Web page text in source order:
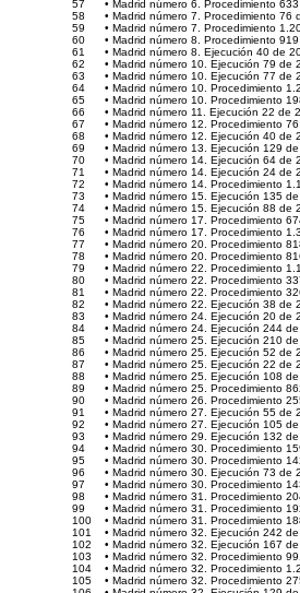
57
• Madrid número 6. Procedimiento
58
• Madrid número 7. Procedimiento 76
59
• Madrid número 7. Procedimiento
60
• Madrid número 8. Procedimiento
61
• Madrid número 8. Ejecución 40 de
62
• Madrid número 10. Ejecución 79 de
63
• Madrid número 10. Ejecución 77 de
64
• Madrid número 10. Procedimiento
65
• Madrid número 10. Procedimiento
66
• Madrid número 11. Ejecución 22 de
67
• Madrid número 12. Procedimiento
68
• Madrid número 12. Ejecución 40 de
69
• Madrid número 13. Ejecución 129
70
• Madrid número 14. Ejecución 64 de
71
• Madrid número 14. Ejecución 24 de
72
• Madrid número 14. Procedimiento
73
• Madrid número 15. Ejecución 135
74
• Madrid número 15. Ejecución 88 de
75
• Madrid número 17. Procedimiento
76
• Madrid número 17. Procedimiento
77
• Madrid número 20. Procedimiento
78
• Madrid número 20. Procedimiento
79
• Madrid número 22. Procedimiento
80
• Madrid número 22. Procedimiento
81
• Madrid número 22. Procedimiento
82
• Madrid número 22. Ejecución 38 de
83
• Madrid número 24. Ejecución 20 de
84
• Madrid número 24. Ejecución 244
85
• Madrid número 25. Ejecución 210
86
• Madrid número 25. Ejecución 52 de
87
• Madrid número 25. Ejecución 22 de
88
• Madrid número 25. Ejecución 108
89
• Madrid número 25. Procedimiento
90
• Madrid número 26. Procedimiento
91
• Madrid número 27. Ejecución 55 de
92
• Madrid número 27. Ejecución 105
93
• Madrid número 29. Ejecución 132
94
• Madrid número 30. Procedimiento
95
• Madrid número 30. Procedimiento
96
• Madrid número 30. Ejecución 73 de
97
• Madrid número 30. Procedimiento
98
• Madrid número 31. Procedimiento
99
• Madrid número 31. Procedimiento
100
• Madrid número 31. Procedimiento
101
• Madrid número 32. Ejecución 242
102
• Madrid número 32. Ejecución 167
103
• Madrid número 32. Procedimiento
104
• Madrid número 32. Procedimiento
105
• Madrid número 32. Procedimiento